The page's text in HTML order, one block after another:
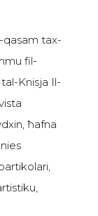
qasam tax-
fil-
Knisja Il-
ħafna